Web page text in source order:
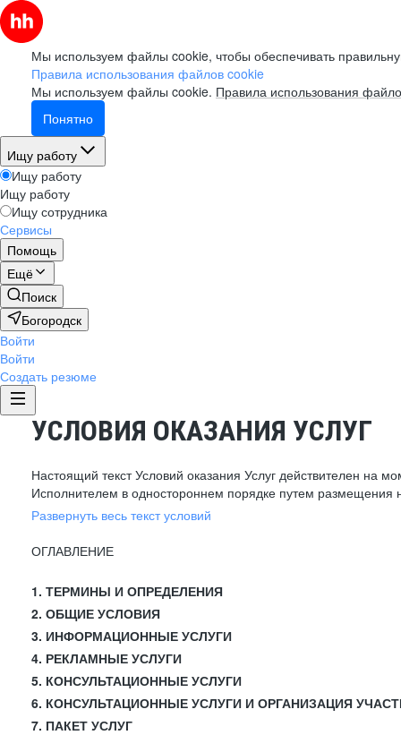
Мы используем файлы cookie, чтобы обеспечивать
Правила использования файлов cookie
Мы используем файлы cookie. Правила использования
Понятно
Ищу работу
Ищу работу
Ищу работу
Ищу сотрудника
Сервисы
Помощь
Ещё
Поиск
Богородск
Войти
Войти
Создать резюме
УСЛОВИЯ ОКАЗАНИЯ УСЛУГ
Настоящий текст Условий оказания Услуг действителен на
Исполнителем в одностороннем порядке путем размещения
Развернуть весь текст условий
ОГЛАВЛЕНИЕ
1. ТЕРМИНЫ И ОПРЕДЕЛЕНИЯ
2. ОБЩИЕ УСЛОВИЯ
3. ИНФОРМАЦИОННЫЕ УСЛУГИ
4. РЕКЛАМНЫЕ УСЛУГИ
5. КОНСУЛЬТАЦИОННЫЕ УСЛУГИ
6. КОНСУЛЬТАЦИОННЫЕ УСЛУГИ И ОРГАНИЗАЦИЯ
7. ПАКЕТ УСЛУГ